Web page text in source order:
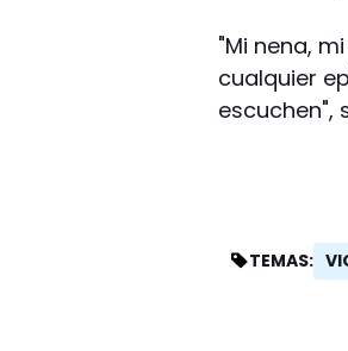
"Mi nena,
cualquier
escuchen",
TEMAS: